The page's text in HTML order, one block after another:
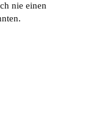
nie einen